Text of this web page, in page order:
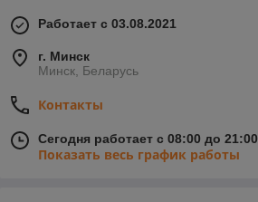
Работает с 03.08.2021
г. Минск
Минск, Беларусь
Контакты
Сегодня работает с 08:00 до 21:00
Показать весь график работы